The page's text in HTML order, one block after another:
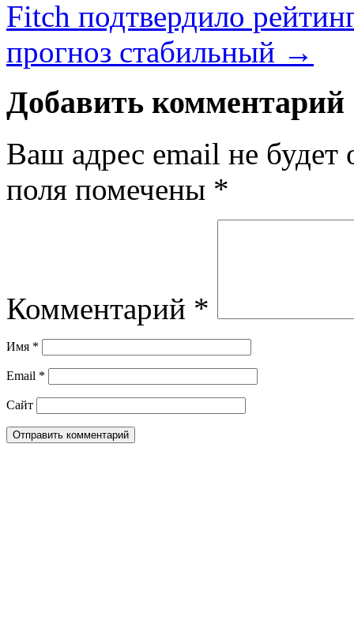
Fitch подтвердило
прогноз стабильный →
Добавить комментарий
Ваш адрес email не будет
поля помечены *
Комментарий *
Имя *
Email *
Сайт